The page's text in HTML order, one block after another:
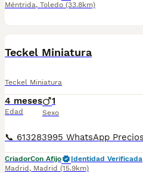
Méntrida, Toledo (33.8km)
Teckel Miniatura
Teckel Miniatura
4 meses
Edad
1
Sexo
CriadorCon Afijo
Identidad Verificada
Madrid , Madrid (15.9km)